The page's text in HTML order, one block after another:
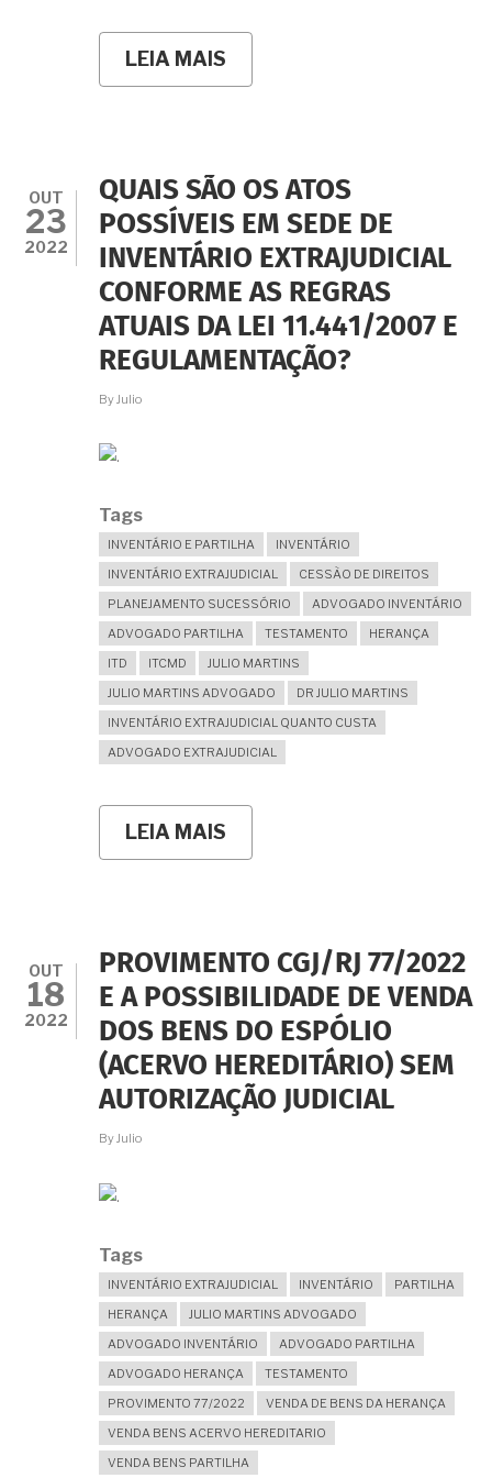
LEIA MAIS
QUINZE
EXTRAJUDICIAL
-
E
SUAS
RESPOSTAS
OUT
23
2022
QUAIS SÃO OS ATOS
POSSÍVEIS EM SEDE DE
INVENTÁRIO EXTRAJUDICIAL
CONFORME AS REGRAS
ATUAIS DA LEI 11.441/2007 E
REGULAMENTAÇÃO?
By Julio
Tags
INVENTÁRIO E PARTILHA
INVENTÁRIO
INVENTÁRIO EXTRAJUDICIAL
CESSÃO DE DIREITOS
PLANEJAMENTO SUCESSÓRIO
ADVOGADO INVENTÁRIO
ADVOGADO PARTILHA
TESTAMENTO
HERANÇA
ITD
ITCMD
JULIO MARTINS
JULIO MARTINS ADVOGADO
DR JULIO MARTINS
INVENTÁRIO EXTRAJUDICIAL QUANTO CUSTA
ADVOGADO EXTRAJUDICIAL
LEIA MAIS
QUAIS
EM
SEDE
DE
INVENTÁRIO
EXTRAJUDICIAL
CONFORME
AS
REGRAS
ATUAIS
OUT
18
2022
PROVIMENTO CGJ/RJ 77/2022
E A POSSIBILIDADE DE VENDA
DOS BENS DO ESPÓLIO
(ACERVO HEREDITÁRIO) SEM
AUTORIZAÇÃO JUDICIAL
ByJulio
Tags
INVENTÁRIO EXTRAJUDICIAL INVENTÁRIO
PARTILHA
HERANÇA
JULIO MARTINS ADVOGADO
ADVOGADO INVENTÁRIO
ADVOGADO PARTILHA
ADVOGADO HERANÇA
TESTAMENTO
PROVIMENTO 77/2022
VENDA DE BENS DA HERANÇA
VENDA BENS ACERVO HEREDITARIO
VENDA BENS PARTILHA